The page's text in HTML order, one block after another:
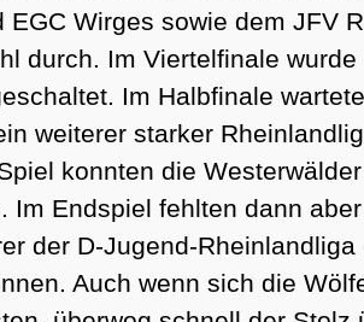
EGC Wirges sowie dem JFV
durch. Im Viertelfinale wurde
Im Halbfinale
weiterer starker
konnten die
Im Endspiel fehlten dann
der D-Jugend-
Auch wenn sich die